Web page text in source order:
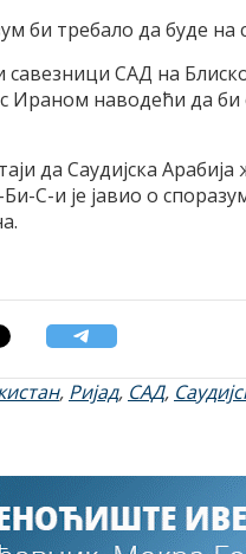
би требало да буде на
САД на
Ираном наводећи да
да Саудијска
С-и је јавио о
, Ријад, САД,